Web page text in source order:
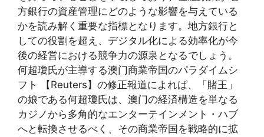
方銀行の資産管理にどのような影響を与えている
かを読み解く重要な指標となります。地方銀行と
しての役割を超え、デジタル化による効率化が今
後の経営における競争力の源泉となるでしょう。
何超瓊氏が主導する澳门商業帝国のパラダイムシ
フト 【Reuters】の修正報道によれば、「賭王」
の娘である何超瓊氏は、澳门の経済構造を単なる
カジノから多角的なエンターテインメント・ハブ
へと転換させるべく、その商業帝国を戦略的に拡